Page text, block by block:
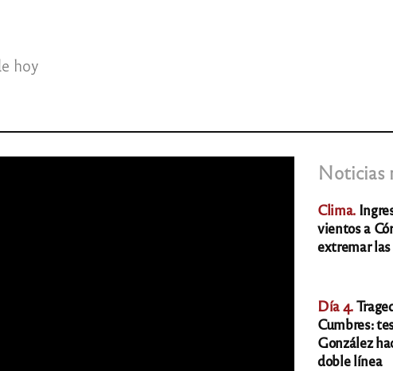
hoy
Noticias
Clima.
vientos a
extremar
Día 4.
Cumbres:
González
doble línea